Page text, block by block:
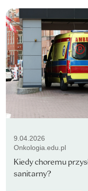
9.04.2026
Onkologia.edu.pl
Kiedy choremu
sanitarny?